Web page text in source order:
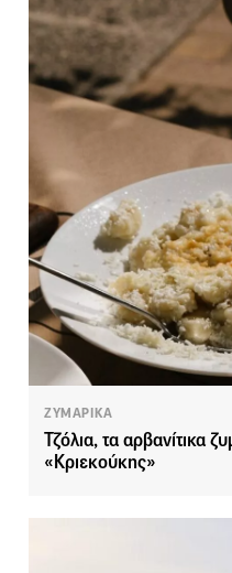
ΖΥΜΑΡΙΚΑ
Τζόλια, τα αρβανίτικα
«Κριεκούκης»